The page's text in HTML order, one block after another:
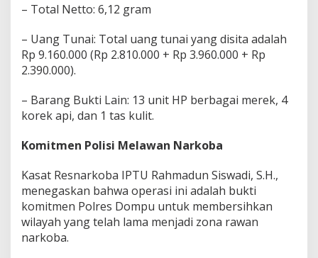
– Total Netto: 6,12 gram
– Uang Tunai: Total uang tunai yang disita adalah
Rp 9.160.000 (Rp 2.810.000 + Rp 3.960.000 + Rp
2.390.000).
– Barang Bukti Lain: 13 unit HP berbagai merek, 4
korek api, dan 1 tas kulit.
Komitmen Polisi Melawan Narkoba
Kasat Resnarkoba IPTU Rahmadun Siswadi, S.H.,
menegaskan bahwa operasi ini adalah bukti
komitmen Polres Dompu untuk membersihkan
wilayah yang telah lama menjadi zona rawan
narkoba.